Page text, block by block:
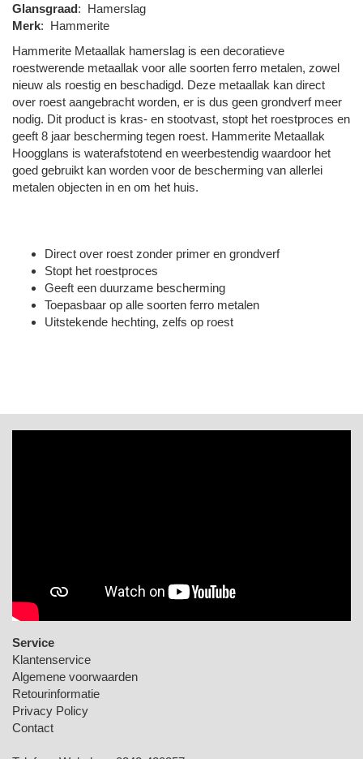
Glansgraad: Hamerslag
Merk: Hammerite
Hammerite Metaallak hamerslag is een decoratieve
roestwerende metaallak voor alle soorten ferro metalen, zowel
nieuw als roestig en beschadigd. Deze metaallak kan direct
over roest aangebracht worden, er is dus geen grondverf meer
nodig. Dit product is kras- en stootvast, stopt het roestproces en
geeft 8 jaar bescherming tegen roest. Hammerite Metaallak
Hoogglans is waterafstotend en weerbestendig waardoor het
goed gebruikt kan worden voor de bescherming van allerlei
metalen objecten in en om het huis.
Direct over roest zonder primer en grondverf
Stopt het roestproces
Geeft een duurzame bescherming
Toepasbaar op alle soorten ferro metalen
Uitstekende hechting, zelfs op roest
Service
Klantenservice
Algemene voorwaarden
Retourinformatie
Privacy Policy
Contact